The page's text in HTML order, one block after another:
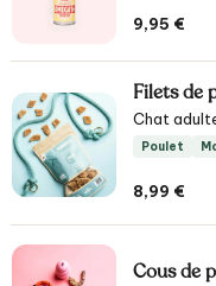
9,95 €
Filets de
Chat
Friandises
Poulet
8,99 €
Cous de